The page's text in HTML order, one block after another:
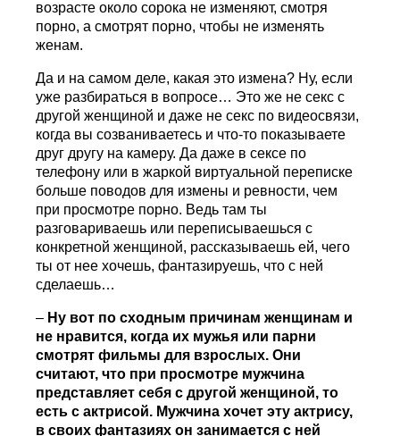
возрасте около сорока не изменяют, смотря
порно, а смотрят порно, чтобы не изменять
женам.
Да и на самом деле, какая это измена? Ну, если
уже разбираться в вопросе… Это же не секс с
другой женщиной и даже не секс по видеосвязи,
когда вы созваниваетесь и что-то показываете
друг другу на камеру. Да даже в сексе по
телефону или в жаркой виртуальной переписке
больше поводов для измены и ревности, чем
при просмотре порно. Ведь там ты
разговариваешь или переписываешься с
конкретной женщиной, рассказываешь ей, чего
ты от нее хочешь, фантазируешь, что с ней
сделаешь…
– Ну вот по сходным причинам женщинам и
не нравится, когда их мужья или парни
смотрят фильмы для взрослых. Они
считают, что при просмотре мужчина
представляет себя с другой женщиной, то
есть с актрисой. Мужчина хочет эту актрису,
в своих фантазиях он занимается с ней